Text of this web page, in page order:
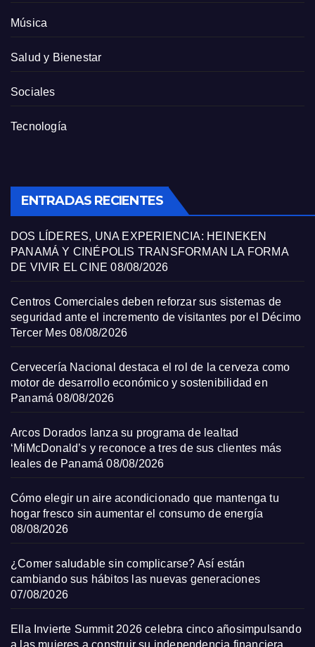
Música
Salud y Bienestar
Sociales
Tecnología
ENTRADAS RECIENTES
DOS LÍDERES, UNA EXPERIENCIA: HEINEKEN
PANAMÁ Y CINÉPOLIS TRANSFORMAN LA FORMA
DE VIVIR EL CINE 08/08/2026
Centros Comerciales deben reforzar sus sistemas de
seguridad ante el incremento de visitantes por el Décimo
Tercer Mes 08/08/2026
Cervecería Nacional destaca el rol de la cerveza como
motor de desarrollo económico y sostenibilidad en
Panamá 08/08/2026
Arcos Dorados lanza su programa de lealtad
‘MiMcDonald’s y reconoce a tres de sus clientes más
leales de Panamá 08/08/2026
Cómo elegir un aire acondicionado que mantenga tu
hogar fresco sin aumentar el consumo de energía
08/08/2026
¿Comer saludable sin complicarse? Así están
cambiando sus hábitos las nuevas generaciones
07/08/2026
Ella Invierte Summit 2026 celebra cinco añosimpulsando
a las mujeres a construir su independencia financiera